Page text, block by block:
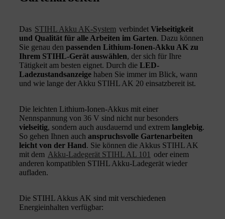
Das STIHL Akku AK-System verbindet Vielseitigkeit
und Qualität für alle Arbeiten im Garten. Dazu können
Sie genau den passenden Lithium-Ionen-Akku AK zu
Ihrem STIHL-Gerät auswählen, der sich für Ihre
Tätigkeit am besten eignet. Durch die LED-
Ladezustandsanzeige haben Sie immer im Blick, wann
und wie lange der Akku STIHL AK 20 einsatzbereit ist.
Die leichten Lithium-Ionen-Akkus mit einer
Nennspannung von 36 V sind nicht nur besonders
vielseitig, sondern auch ausdauernd und extrem langlebig.
So gehen Ihnen auch anspruchsvolle Gartenarbeiten
leicht von der Hand. Sie können die Akkus STIHL AK
mit dem Akku-Ladegerät STIHL AL 101 oder einem
anderen kompatiblen STIHL Akku-Ladegerät wieder
aufladen.
Die STIHL Akkus AK sind mit verschiedenen
Energieinhalten verfügbar: